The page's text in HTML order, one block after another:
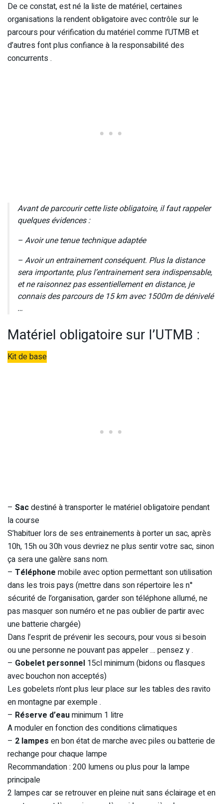
De ce constat, est né la liste de matériel, certaines
organisations la rendent obligatoire avec contrôle sur le
parcours pour vérification du matériel comme l’UTMB et
d’autres font plus confiance à la responsabilité des
concurrents .
Avant de parcourir cette liste obligatoire, il faut rappeler
quelques évidences :
– Avoir une tenue technique adaptée
– Avoir un entrainement conséquent. Plus la distance
sera importante, plus l’entrainement sera indispensable,
et ne raisonnez pas essentiellement en distance, je
connais des parcours de 15 km avec 1500m de dénivelé
…
Matériel obligatoire sur l’UTMB :
Kit de base
– Sacdestiné à transporter le matériel obligatoire pendant
la course
S’habituer lors de ses entrainements à porter un sac, après
10h, 15h ou 30h vous devriez ne plus sentir votre sac, sinon
ça sera une galère sans nom.
– Téléphone mobile avec option permettant son utilisation
dans les trois pays (mettre dans son répertoire les n°
sécurité de l’organisation, garder son téléphone allumé, ne
pas masquer son numéro et ne pas oublier de partir avec
une batterie chargée)
Dans l’esprit de prévenir les secours, pour vous si besoin
ou une personne ne pouvant pas appeler … pensez y .
– Gobelet personnel 15cl minimum (bidons ou flasques
avec bouchon non acceptés)
Les gobelets n’ont plus leur place sur les tables des ravito
en montagne par exemple .
– Réserve d’eauminimum 1 litre
A moduler en fonction des conditions climatiques
– 2 lampes en bon état de marche avec piles ou batterie de
rechange pour chaque lampe
Recommandation : 200 lumens ou plus pour la lampe
principale
2 lampes car se retrouver en pleine nuit sans éclairage et en